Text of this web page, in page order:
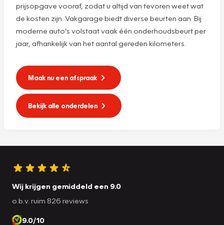
prijsopgave vooraf, zodat u altijd van tevoren weet wat
de kosten zijn. Vakgarage biedt diverse beurten aan. Bij
moderne auto’s volstaat vaak één onderhoudsbeurt per
jaar, afhankelijk van het aantal gereden kilometers.
Maak nu een afspraak
Bekijk alle onderdelen
Wij krijgen gemiddeld een 9.0
o.b.v. ruim 826 reviews
9.0/10